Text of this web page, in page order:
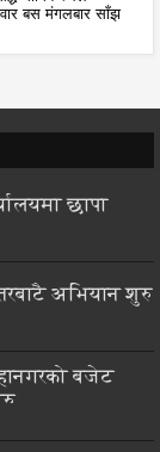
बस मंगलबार साँझ
छापा
अभियान शुरु
बजेट